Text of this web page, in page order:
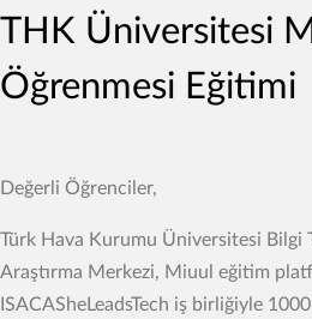
THK Üniversitesi
Öğrenmesi Eğitimi
Değerli Öğrenciler,
Türk Hava Kurumu Üniversitesi Bilgi
Araştırma Merkezi, Miuul eğitim
ISACASheLeadsTech iş birliğiyle